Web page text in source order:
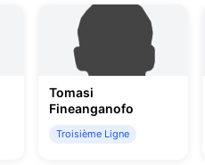
Tomasi
Fineanganofo
Troisième Ligne